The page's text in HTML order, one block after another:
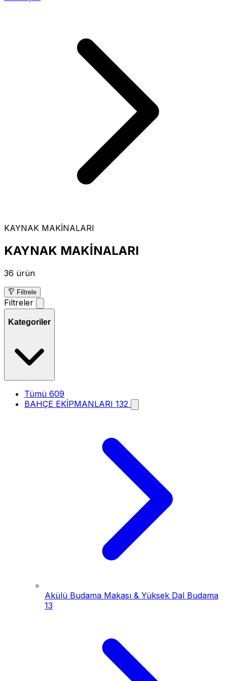
KAYNAK MAKİNALARI
KAYNAK MAKİNALARI
36 ürün
Filtrele
Filtreler
Kategoriler
Tümü 609
BAHÇE EKİPMANLARI 132
Akülü Budama Makası & Yüksek Dal Budama
13